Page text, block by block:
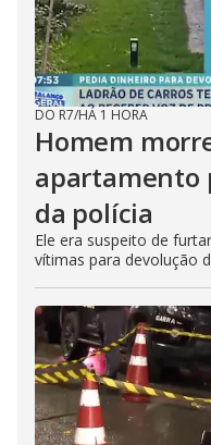
DO R7/HÁ 1 HORA
Homem
apartamento
da polícia
Ele era suspeito de
vítimas para devolução